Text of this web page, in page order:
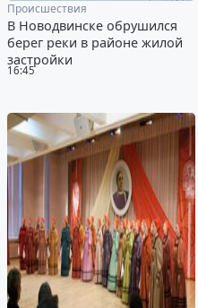
16:45
Происшествия
В Новодвинске обрушился
берег реки в районе жилой
застройки